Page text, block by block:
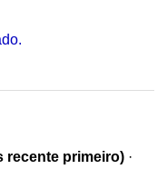
recente primeiro) ·